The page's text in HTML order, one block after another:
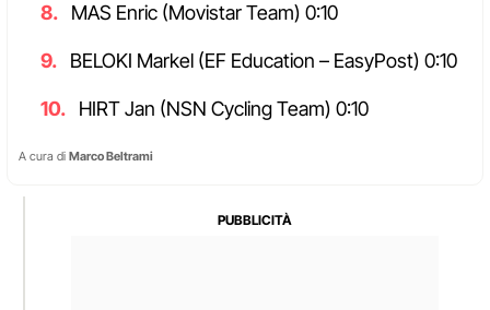
MAS Enric (Movistar Team) 0:10
BELOKI Markel (EF Education – EasyPost) 0:10
HIRT Jan (NSN Cycling Team) 0:10
A cura di Marco Beltrami